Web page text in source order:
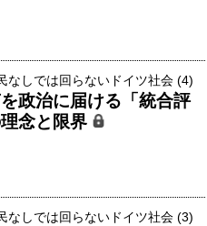
なしでは回らないドイツ社会 (4)
政治に届ける「統合評
念と限界
なしでは回らないドイツ社会 (3)